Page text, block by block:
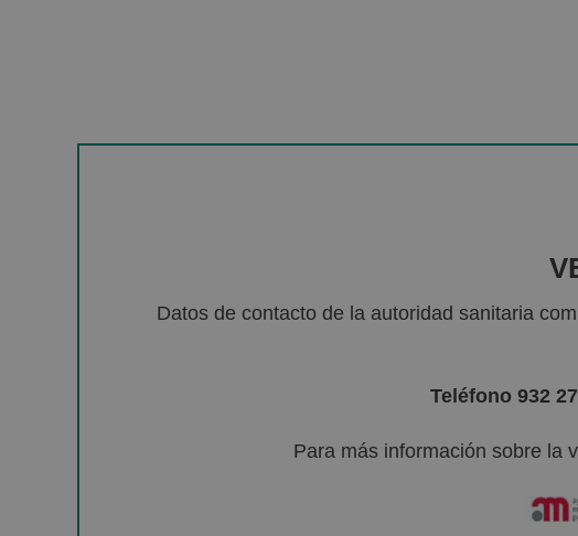
Datos de contacto de la autoridad sanitaria
Teléfono 932
Para más información sobre la